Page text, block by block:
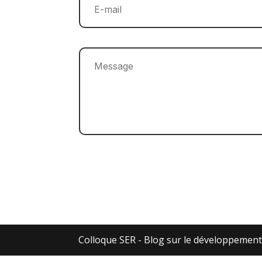
Colloque SER - Blog sur le